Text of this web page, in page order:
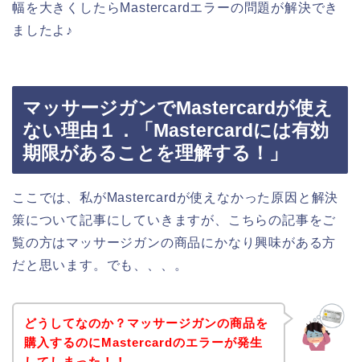
幅を大きくしたらMastercardエラーの問題が解決でき
ましたよ♪
マッサージガンでMastercardが使え
ない理由１．「Mastercardには有効
期限があることを理解する！」
ここでは、私がMastercardが使えなかった原因と解決
策について記事にしていきますが、こちらの記事をご
覧の方はマッサージガンの商品にかなり興味がある方
だと思います。でも、、、。
どうしてなのか？マッサージガンの商品を
購入するのにMastercardのエラーが発生